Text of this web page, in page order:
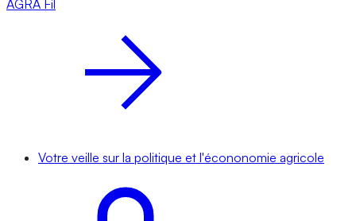
AGRA Fil
Votre veille sur la politique et l'écononomie agricole